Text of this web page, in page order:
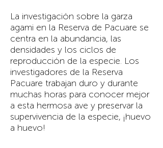
La investigación sobre la garza
agami en la Reserva de Pacuare se
centra en la abundancia, las
densidades y los ciclos de
reproducción de la especie. Los
investigadores de la Reserva
Pacuare trabajan duro y durante
muchas horas para conocer mejor
a esta hermosa ave y preservar la
supervivencia de la especie, ¡huevo
a huevo!